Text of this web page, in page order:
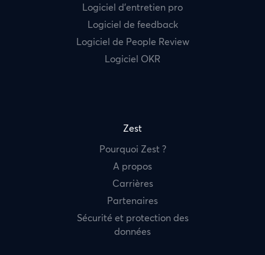
Logiciel d’entretien pro
Logiciel de feedback
Logiciel de People Review
Logiciel OKR
Zest
Pourquoi Zest ?
A propos
Carrières
Partenaires
Sécurité et protection des
données